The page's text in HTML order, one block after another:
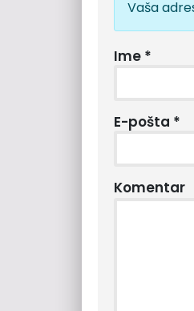
Vaša
Ime *
E-pošta *
Komentar